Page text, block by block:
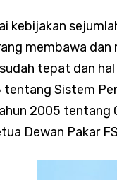
kebijakan
membawa
tepat dan
tentang Sistem
2005 tentang
Dewan Pakar